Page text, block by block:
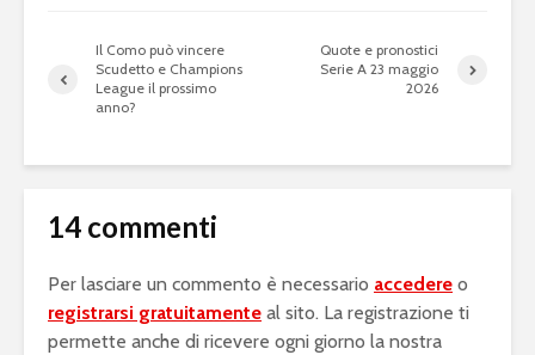
Il Como può vincere
Scudetto e Champions
League il prossimo
anno?
Quote e pronostici
Serie A 23 maggio
2026
14 commenti
Per lasciare un commento è necessario accedere o
registrarsi gratuitamente al sito. La registrazione ti
permette anche di ricevere ogni giorno la nostra